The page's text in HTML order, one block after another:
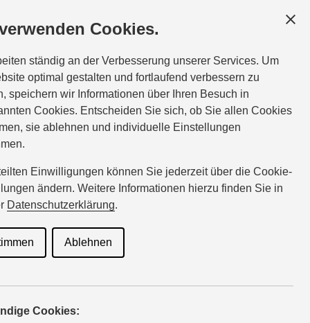
Cookies.
ständig an der Verbesserung unserer Services. Um
optimal gestalten und fortlaufend verbessern zu
speichern wir Informationen über Ihren Besuch in
Cookies. Entscheiden Sie sich, ob Sie allen Cookies
sie ablehnen und individuelle Einstellungen
Einwilligungen können Sie jederzeit über die Cookie-
ändern. Weitere Informationen hierzu finden Sie in
Datenschutzerklärung.
Ablehnen
Cookies:
lang@suzuki-handel.de
für
jeder Größe für fast jede Ladung. Und mit moderner